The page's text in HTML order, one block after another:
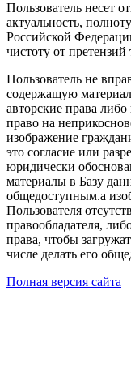
Пользователь несет
актуальность,
Российской
чистоту от претензий
Пользователь не
содержащую
авторские права
право на
изображение
это согласие или
юридически
материалы в Базу
общедоступным.а
Пользователя
правообладателя,
права, чтобы
числе делать его
Полная версия сайта